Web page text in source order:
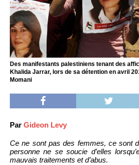
Des manifestants palestiniens tenant des
Khalida Jarrar, lors de sa détention en avril
Momani
Par Gideon Levy
Ce ne sont pas des femmes, ce sont
personne ne se soucie d’elles
mauvais traitements et d’abus.